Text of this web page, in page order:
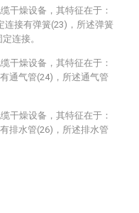
干燥设备，其特征在于：
连接有弹簧(23)，所述弹簧
连接。
干燥设备，其特征在于：
通气管(24)，所述通气管
干燥设备，其特征在于：
排水管(26)，所述排水管